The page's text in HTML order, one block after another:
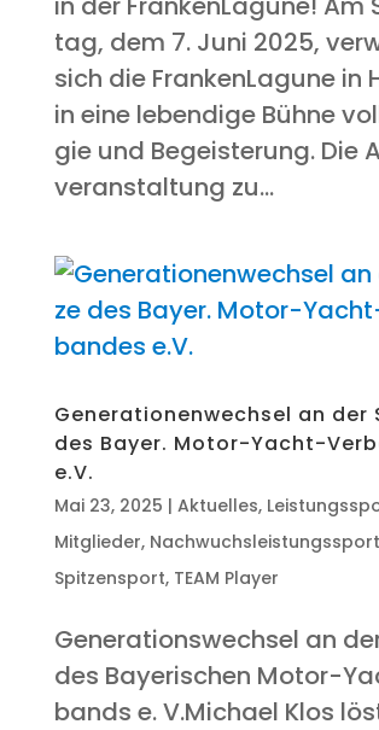
tag, dem 7. Juni 2025,
sich die Fran­ken­La­gu­ne in
in eine leben­di­ge Büh­ne
gie und Begeis­te­rung.
ver­an­stal­tung zu...
Gene­ra­tio­nen­wech­sel an der
des Bay­er. Motor-Yacht-
e.V.
Mai 23, 2025 | Aktuelles,
Mitglieder, Nachwuchsleistungssport
Spitzensport, TEAM Player
Gene­ra­ti­ons­wech­sel an
des Baye­ri­schen Motor-
bands e. V.Michael Klos